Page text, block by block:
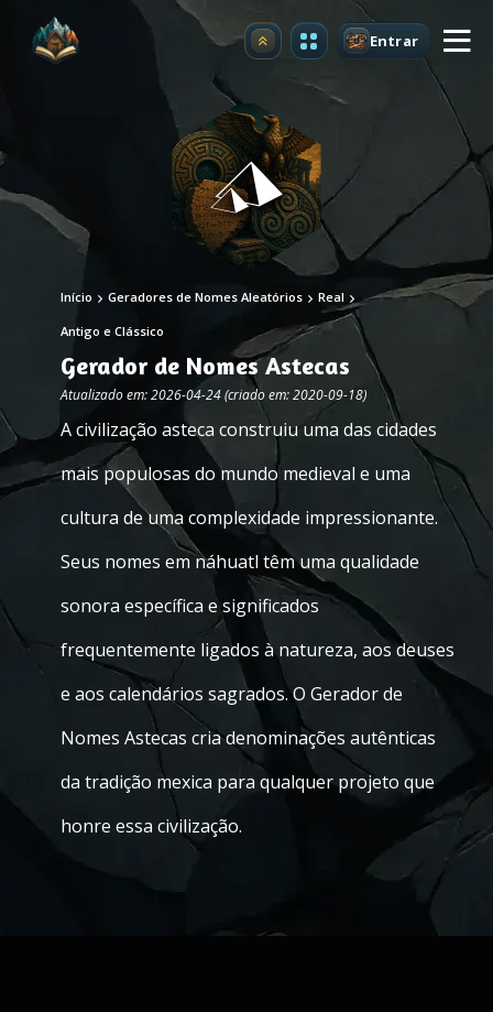
Atualizar Entrar
Início Geradores de Nomes Aleatórios Real
Antigo e Clássico
Gerador de Nomes Astecas
Atualizado em: 2026-04-24 (criado em: 2020-09-18)
A civilização asteca construiu uma das cidades
mais populosas do mundo medieval e uma
cultura de uma complexidade impressionante.
Seus nomes em náhuatl têm uma qualidade
sonora específica e significados
frequentemente ligados à natureza, aos deuses
e aos calendários sagrados. O Gerador de
Nomes Astecas cria denominações autênticas
da tradição mexica para qualquer projeto que
honre essa civilização.